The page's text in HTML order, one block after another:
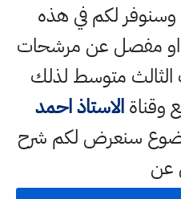
وسنوفر لكم في هذه
مفصل عن مرشحات
الثالث متوسط لذلك
وقناةالاستاذ احمد
سنعرض لكم شرح
عن